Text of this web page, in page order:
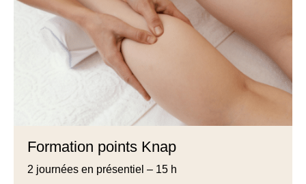
Formation points Knap
2 journées en présentiel – 15 h